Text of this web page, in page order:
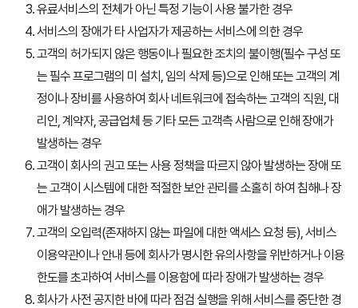
유료서비스의 전체가 아닌 특정 기능이 사용 불가한 경우
서비스의 장애가 타 사업자가 제공하는 서비스에 의한 경우
고객의 허가되지 않은 행동이나 필요한 조치의 불이행(필수 구성 또
는 필수 프로그램의 미 설치, 임의 삭제 등)으로 인해 또는 고객의 계
정이나 장비를 사용하여 회사 네트워크에 접속하는 고객의 직원, 대
리인, 계약자, 공급업체 등 기타 모든 고객측 사람으로 인해 장애가
발생하는 경우
고객이 회사의 권고 또는 사용 정책을 따르지 않아 발생하는 장애 또
는 고객이 시스템에 대한 적절한 보안 관리를 소홀히 하여 침해나 장
애가 발생하는 경우
고객의 오입력(존재하지 않는 파일에 대한 액세스 요청 등), 서비스
이용약관이나 안내 등에 회사가 명시한 유의사항을 위반하거나 이용
한도를 초과하여 서비스를 이용함에 따라 장애가 발생하는 경우
회사가 사전 공지한 바에 따라 점검 실행을 위해 서비스를 중단한 경